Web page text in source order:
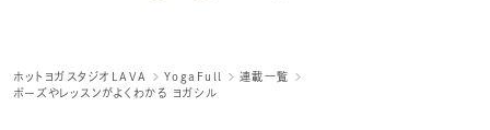
ホットヨガスタジオLAVA YogaFull
連載一覧
ポーズやレッスンがよくわかる ヨガシル